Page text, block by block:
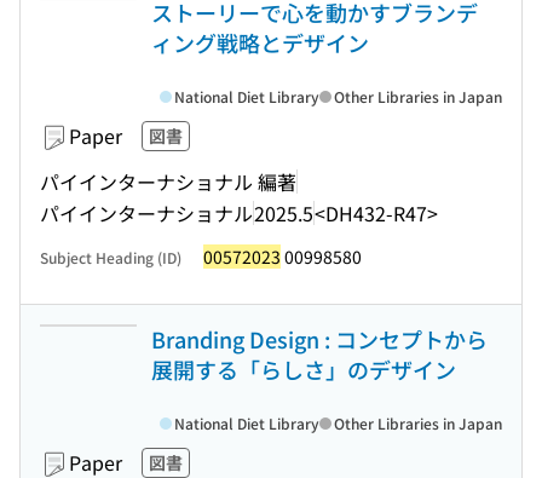
ストーリーで心を動かすブランデ
ィング戦略とデザイン
Paper 図書
パイインターナショナル 編著
パイインターナショナル2025.5<DH432-R47>
National Diet Library Other Libraries in Japan
Subject Heading (ID) 00572023 00998580
Branding Design : コンセプトから
展開する「らしさ」のデザイン
Paper 図書
National Diet Library Other Libraries in Japan